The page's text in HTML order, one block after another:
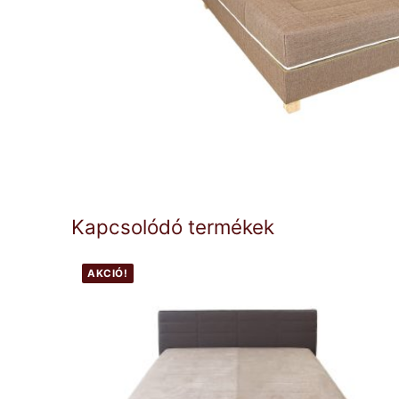
Kapcsolódó termékek
AKCIÓ!